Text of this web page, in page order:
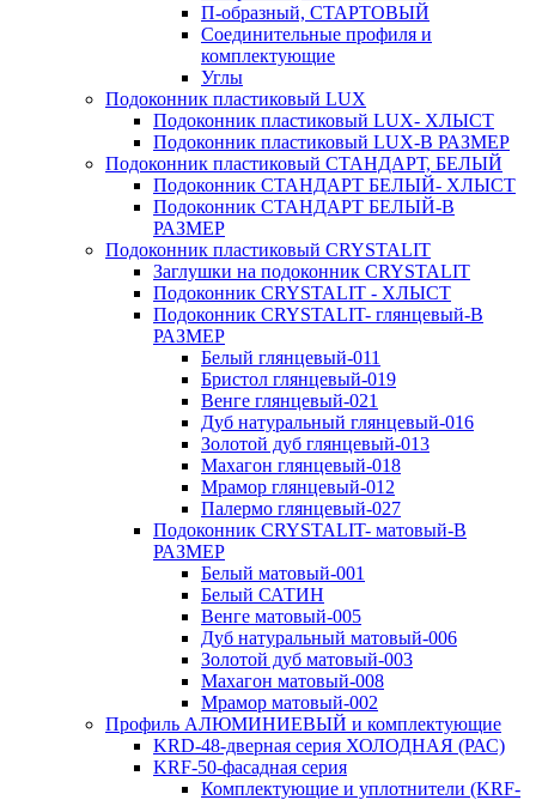
П-образный, СТАРТОВЫЙ
Соединительные профиля и
комплектующие
Углы
Подоконник пластиковый LUX
Подоконник пластиковый LUX- ХЛЫСТ
Подоконник пластиковый LUX-В РАЗМЕР
Подоконник пластиковый СТАНДАРТ, БЕЛЫЙ
Подоконник СТАНДАРТ БЕЛЫЙ- ХЛЫСТ
Подоконник СТАНДАРТ БЕЛЫЙ-В
РАЗМЕР
Подоконник пластиковый CRYSTALIT
Заглушки на подоконник CRYSTALIT
Подоконник CRYSTALIT - ХЛЫСТ
Подоконник CRYSTALIT- глянцевый-В
РАЗМЕР
Белый глянцевый-011
Бристол глянцевый-019
Венге глянцевый-021
Дуб натуральный глянцевый-016
Золотой дуб глянцевый-013
Махагон глянцевый-018
Мрамор глянцевый-012
Палермо глянцевый-027
Подоконник CRYSTALIT- матовый-В
РАЗМЕР
Белый матовый-001
Белый САТИН
Венге матовый-005
Дуб натуральный матовый-006
Золотой дуб матовый-003
Махагон матовый-008
Мрамор матовый-002
Профиль АЛЮМИНИЕВЫЙ и комплектующие
KRD-48-дверная серия ХОЛОДНАЯ (РАС)
KRF-50-фасадная серия
Комплектующие и уплотнители (KRF-